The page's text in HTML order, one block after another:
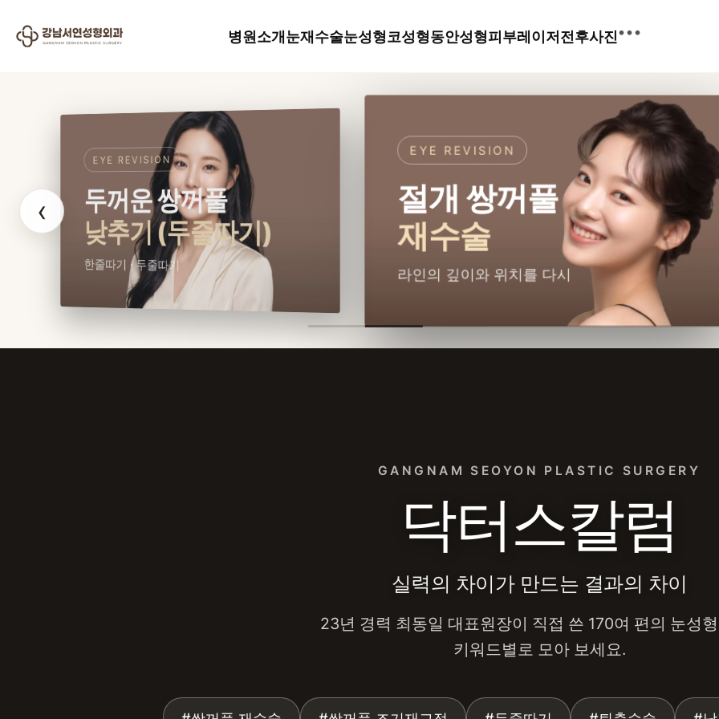
병원소개눈재수술눈성형코성형동안성형피부레이저전후사진•••
EYE REVISION
두꺼운 쌍꺼풀
낮추기 (두줄따기)
한줄따기 · 두줄따기
EYE REVISION
절개 쌍꺼풀
재수술
라인의 깊이와 위치를 다시
‹
GANGNAM SEOYON PLASTIC SURGERY
닥터스칼럼
실력의 차이가 만드는 결과의 차이
23년 경력 최동일 대표원장이 직접 쓴 170여 편의 눈성
키워드별로 모아 보세요.